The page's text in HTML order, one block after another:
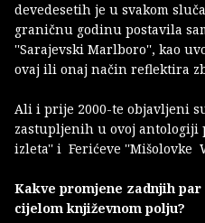
devedesetih je u svakom
graničnu godinu postavila
''Sarajevski Marlboro'', kao
ovaj ili onaj način reflektira
Ali i prije 2000-te objavljeni
zastupljenih u ovoj antologiji
izleta'' i Ferićeve ''Mišolovke
Kakve promjene zadnjih
cijelom književnom polju?